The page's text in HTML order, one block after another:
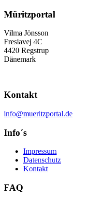
Müritzportal
Vilma Jönsson
Fresiavej 4C
4420 Regstrup
Dänemark
Kontakt
info@mueritzportal.de
Info´s
Impressum
Datenschutz
Kontakt
FAQ